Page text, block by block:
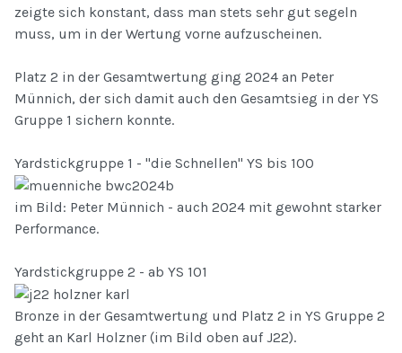
zeigte sich konstant, dass man stets sehr gut segeln
muss, um in der Wertung vorne aufzuscheinen.
Platz 2 in der Gesamtwertung ging 2024 an Peter
Münnich, der sich damit auch den Gesamtsieg in der YS
Gruppe 1 sichern konnte.
Yardstickgruppe 1 - "die Schnellen" YS bis 100
im Bild: Peter Münnich - auch 2024 mit gewohnt starker
Performance.
Yardstickgruppe 2 - ab YS 101
Bronze in der Gesamtwertung und Platz 2 in YS Gruppe 2
geht an Karl Holzner (im Bild oben auf J22).